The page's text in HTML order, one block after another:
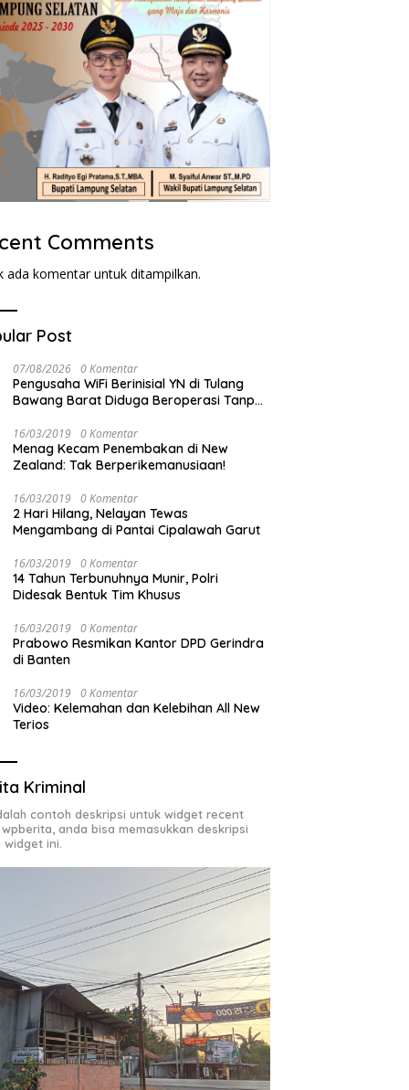
Comments
ada komentar untuk ditampilkan.
Post
07/08/2026 0 Komentar
Pengusaha WiFi Berinisial YN di Tulang
Bawang Barat Diduga Beroperasi Tanpa
16/03/2019 0 Komentar
Menag Kecam Penembakan di New
Zealand: Tak Berperikemanusiaan!
16/03/2019 0 Komentar
2 Hari Hilang, Nelayan Tewas
Mengambang di Pantai Cipalawah Garut
16/03/2019 0 Komentar
14 Tahun Terbunuhnya Munir, Polri
Didesak Bentuk Tim Khusus
16/03/2019 0 Komentar
Prabowo Resmikan Kantor DPD Gerindra
di Banten
16/03/2019 0 Komentar
Video: Kelemahan dan Kelebihan All New
Terios
Kriminal
contoh deskripsi untuk widget recent
anda bisa memasukkan deskripsi
widget ini.